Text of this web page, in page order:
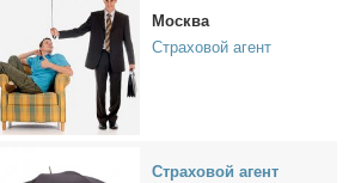
Москва
Страховой агент
Стра­хо­вой агент